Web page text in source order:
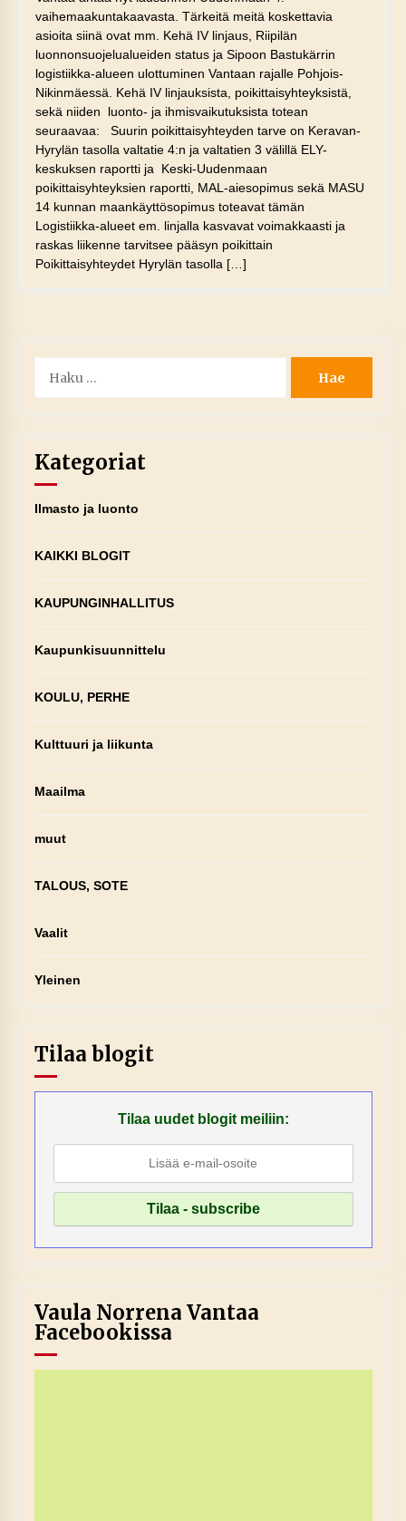
vaihemaakuntakaavasta. Tärkeitä meitä koskettavia
asioita siinä ovat mm. Kehä IV linjaus, Riipilän
luonnonsuojelualueiden status ja Sipoon Bastukärrin
logistiikka-alueen ulottuminen Vantaan rajalle Pohjois-
Nikinmäessä. Kehä IV linjauksista, poikittaisyhteyksistä,
sekä niiden luonto- ja ihmisvaikutuksista totean
seuraavaa: Suurin poikittaisyhteyden tarve on Keravan-
Hyrylän tasolla valtatie 4:n ja valtatien 3 välillä ELY-
keskuksen raportti ja Keski-Uudenmaan
poikittaisyhteyksien raportti, MAL-aiesopimus sekä MASU
14 kunnan maankäyttösopimus toteavat tämän
Logistiikka-alueet em. linjalla kasvavat voimakkaasti ja
raskas liikenne tarvitsee pääsyn poikittain
Poikittaisyhteydet Hyrylän tasolla […]
Kategoriat
Ilmasto ja luonto
KAIKKI BLOGIT
KAUPUNGINHALLITUS
Kaupunkisuunnittelu
KOULU, PERHE
Kulttuuri ja liikunta
Maailma
muut
TALOUS, SOTE
Vaalit
Yleinen
Tilaa blogit
Tilaa uudet blogit meiliin:
Vaula Norrena Vantaa
Facebookissa